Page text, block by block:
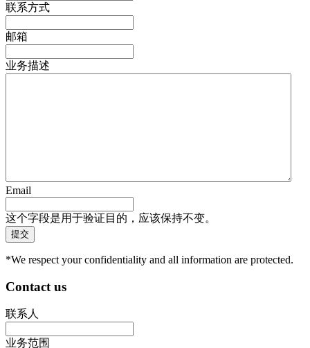
联系方式
邮箱
业务描述
Email
这个字段是用于验证目的，应该保持不变。
*We respect your confidentiality and all information are protected.
Contact us
联系人
业务范围